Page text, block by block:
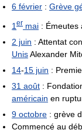
6 février : Grève
1 er mai : Émeutes
2 juin : Attentat
UnisAlexander
14-15 juin :
31 août :
américain en
9 octobre : grève
Commencé au